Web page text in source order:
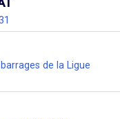
de la Ligue